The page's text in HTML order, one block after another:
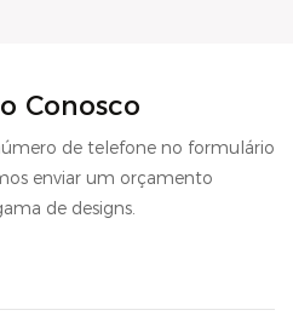
Conosco
de telefone no formulário
enviar um orçamento
de designs.